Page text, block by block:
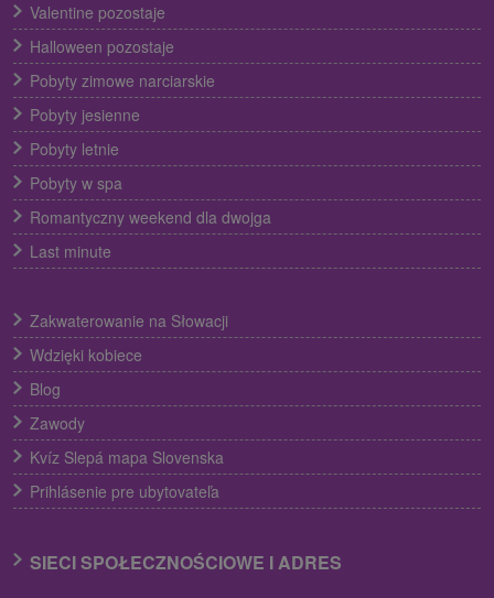
Valentine pozostaje
Halloween pozostaje
Pobyty zimowe narciarskie
Pobyty jesienne
Pobyty letnie
Pobyty w spa
Romantyczny weekend dla dwojga
Last minute
Zakwaterowanie na Słowacji
Wdzięki kobiece
Blog
Zawody
Kvíz Slepá mapa Slovenska
Prihlásenie pre ubytovateľa
SIECI SPOŁECZNOŚCIOWE I ADRES